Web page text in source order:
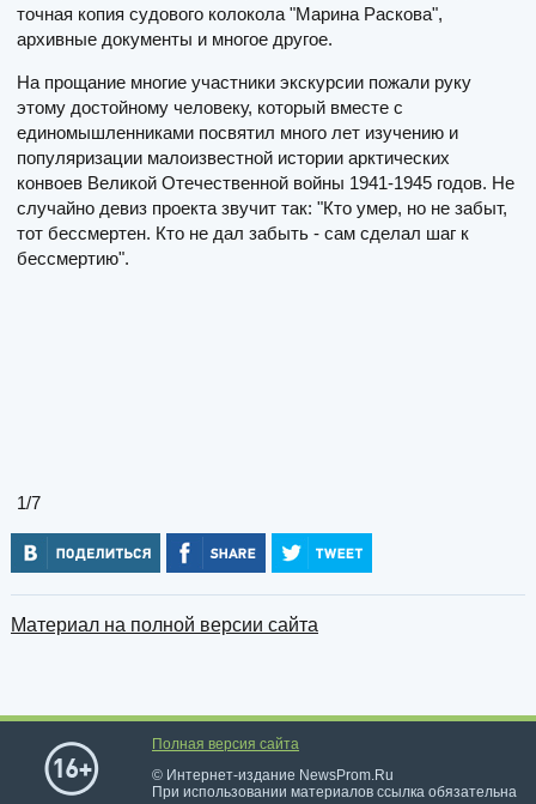
точная копия судового колокола "Марина Раскова",
архивные документы и многое другое.
На прощание многие участники экскурсии пожали руку
этому достойному человеку, который вместе с
единомышленниками посвятил много лет изучению и
популяризации малоизвестной истории арктических
конвоев Великой Отечественной войны 1941-1945 годов. Не
случайно девиз проекта звучит так: "Кто умер, но не забыт,
тот бессмертен. Кто не дал забыть - сам сделал шаг к
бессмертию".
1/7
Материал на полной версии сайта
Полная версия сайта
© Интернет-издание NewsProm.Ru
При использовании материалов ссылка обязательна